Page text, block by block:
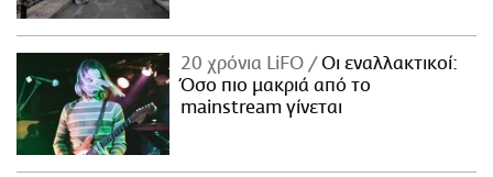
20 χρόνια LiFO
Οι εναλλακτικοί:
Όσο πιο μακριά από το
mainstream γίνεται